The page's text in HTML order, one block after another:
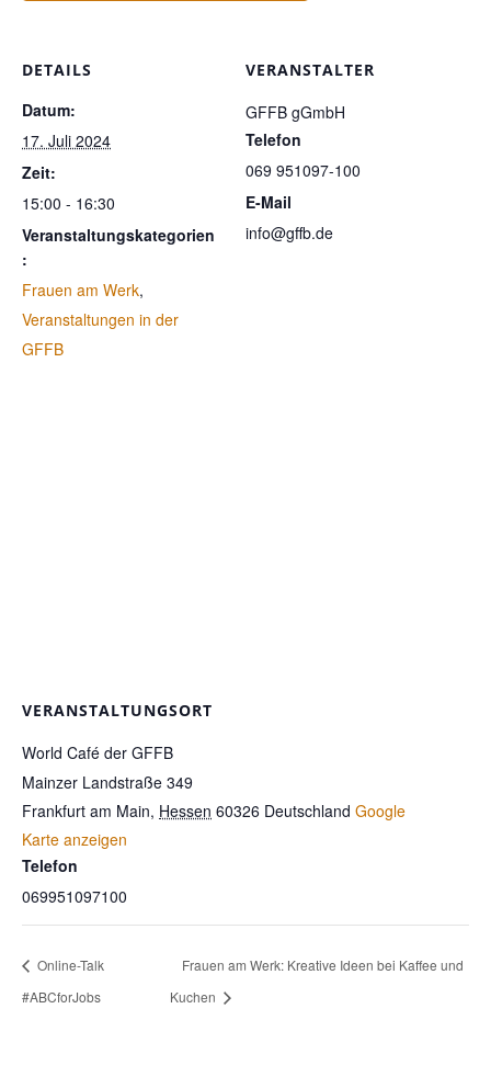
DETAILS
Datum:
17. Juli 2024
Zeit:
15:00 - 16:30
Veranstaltungskategorien
:
Frauen am Werk,
Veranstaltungen in der
GFFB
VERANSTALTER
GFFB gGmbH
Telefon
069 951097-100
E-Mail
info@gffb.de
VERANSTALTUNGSORT
World Café der GFFB
Mainzer Landstraße 349
Frankfurt am Main, Hessen 60326 Deutschland Google
Karte anzeigen
Telefon
069951097100
Online-Talk
#ABCforJobs
Frauen am Werk: Kreative Ideen bei Kaffee und
Kuchen